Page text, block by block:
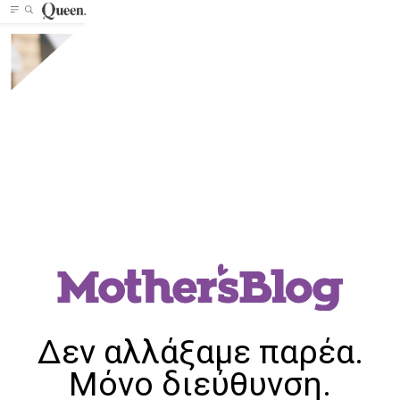
Δεν αλλάξαμε παρέα.
Μόνο διεύθυνση.